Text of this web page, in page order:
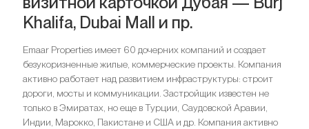
Khalifa, Dubai Mall и пр.
Emaar Properties имеет 60 дочерних компаний и создает
безукоризненные жилые, коммерческие проекты. Компания
активно работает над развитием инфраструктуры: строит
дороги, мосты и коммуникации. Застройщик известен не
только в Эмиратах, но еще в Турции, Саудовской Аравии,
Индии, Марокко, Пакистане и США и др. Компания активно